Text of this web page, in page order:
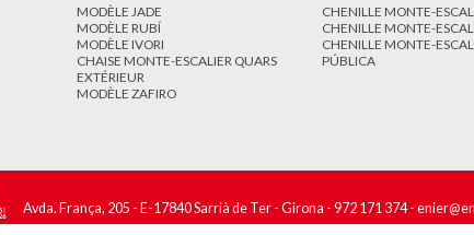
MODÈLE JADE
MODÈLE RUBÍ
MODÈLE IVORI
CHAISE MONTE-ESCALIER QUARS
EXTÉRIEUR
MODÈLE ZAFIRO
CHENILLE MONTE-
CHENILLE MONTE-
CHENILLE MONTE-
PÚBLICA
Avda. França, 205 - E-17840 Sarrià de Ter - Girona -972 171 374-